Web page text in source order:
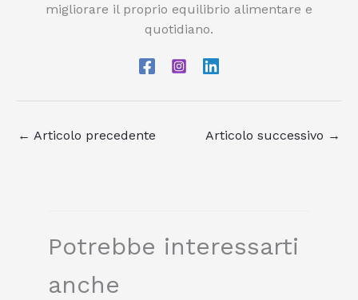
migliorare il proprio equilibrio alimentare e
quotidiano.
← Articolo precedente Articolo successivo →
Potrebbe interessarti
anche